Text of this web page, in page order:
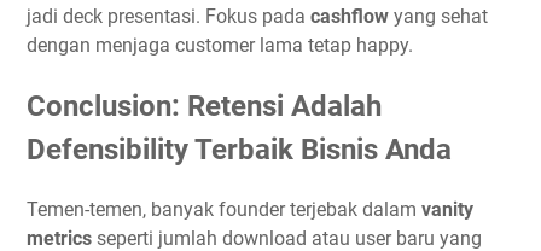
jadi deck presentasi. Fokus pada cashflow yang sehat
dengan menjaga customer lama tetap happy.
Conclusion: Retensi Adalah
Defensibility Terbaik Bisnis Anda
Temen-temen, banyak founder terjebak dalam vanity
metrics seperti jumlah download atau user baru yang